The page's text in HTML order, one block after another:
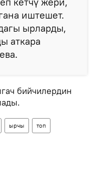
иштешет.
ырларды,
аткара
бийчилердин
ырчы топ